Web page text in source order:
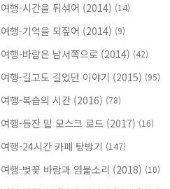
여행-시간을 뒤섞어 (2014) (14)
여행-기억을 되짚어 (2014) (9)
여행-바람은 남서쪽으로 (2014) (42)
여행-길고도 길었던 이야기 (2015) (95)
여행-복습의 시간 (2016) (78)
여행-등잔 밑 모스크 로드 (2017) (16)
여행-24시간 카페 탐방기 (147)
여행-벚꽃 바람과 염불소리 (2018) (10)